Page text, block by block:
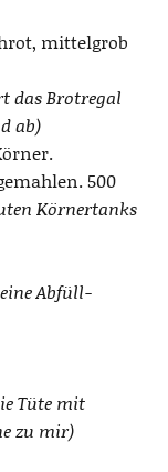
mittelgrob
das Brotregal
ab)
500
Körnertanks
Abfüll-
Tüte mit
zu mir)